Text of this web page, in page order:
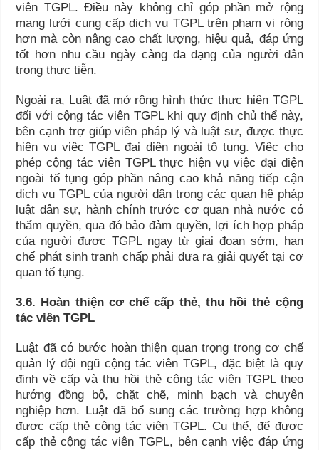
viên TGPL. Điều này không chỉ góp phần mở rộng
mạng lưới cung cấp dịch vụ TGPL trên phạm vi rộng
hơn mà còn nâng cao chất lượng, hiệu quả, đáp ứng
tốt hơn nhu cầu ngày càng đa dạng của người dân
trong thực tiễn.
Ngoài ra, Luật đã mở rộng hình thức thực hiện TGPL
đối với cộng tác viên TGPL khi quy định chủ thể này,
bên cạnh trợ giúp viên pháp lý và luật sư, được thực
hiện vụ việc TGPL đại diện ngoài tố tụng. Việc cho
phép cộng tác viên TGPL thực hiện vụ việc đại diện
ngoài tố tụng góp phần nâng cao khả năng tiếp cận
dịch vụ TGPL của người dân trong các quan hệ pháp
luật dân sự, hành chính trước cơ quan nhà nước có
thẩm quyền, qua đó bảo đảm quyền, lợi ích hợp pháp
của người được TGPL ngay từ giai đoạn sớm, hạn
chế phát sinh tranh chấp phải đưa ra giải quyết tại cơ
quan tố tụng.
3.6. Hoàn thiện cơ chế cấp thẻ, thu hồi thẻ cộng
tác viên TGPL
Luật đã có bước hoàn thiện quan trọng trong cơ chế
quản lý đội ngũ cộng tác viên TGPL, đặc biệt là quy
định về cấp và thu hồi thẻ cộng tác viên TGPL theo
hướng đồng bộ, chặt chẽ, minh bạch và chuyên
nghiệp hơn. Luật đã bổ sung các trường hợp không
được cấp thẻ cộng tác viên TGPL. Cụ thể, để được
cấp thẻ cộng tác viên TGPL, bên cạnh việc đáp ứng